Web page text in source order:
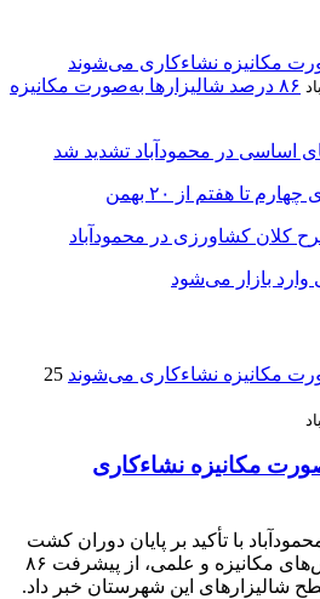
۸۶ درصد شالیزارها به‌صورت مکانیزه
اساسی در محمودآباد تشدید شد
تا هفتم از ۲۰ بهمن
کلان کشاورزی در محمودآباد
وارد بازار می‌شود
25
مکانیزه نشاءکاری
با تأکید بر پایان دوران کشت
سنتی و جایگزینی آن با روش‌های مکانیزه و علمی، از پیشرفت ۸۶
شالیزارهای این شهرستان خبر داد.